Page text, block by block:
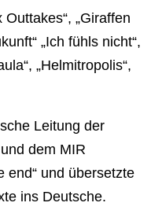
Outtakes“, „Giraffen
„Ich fühls nicht“,
„Helmitropolis“,
Leitung der
dem MIR
end“ und übersetzte
ins Deutsche.